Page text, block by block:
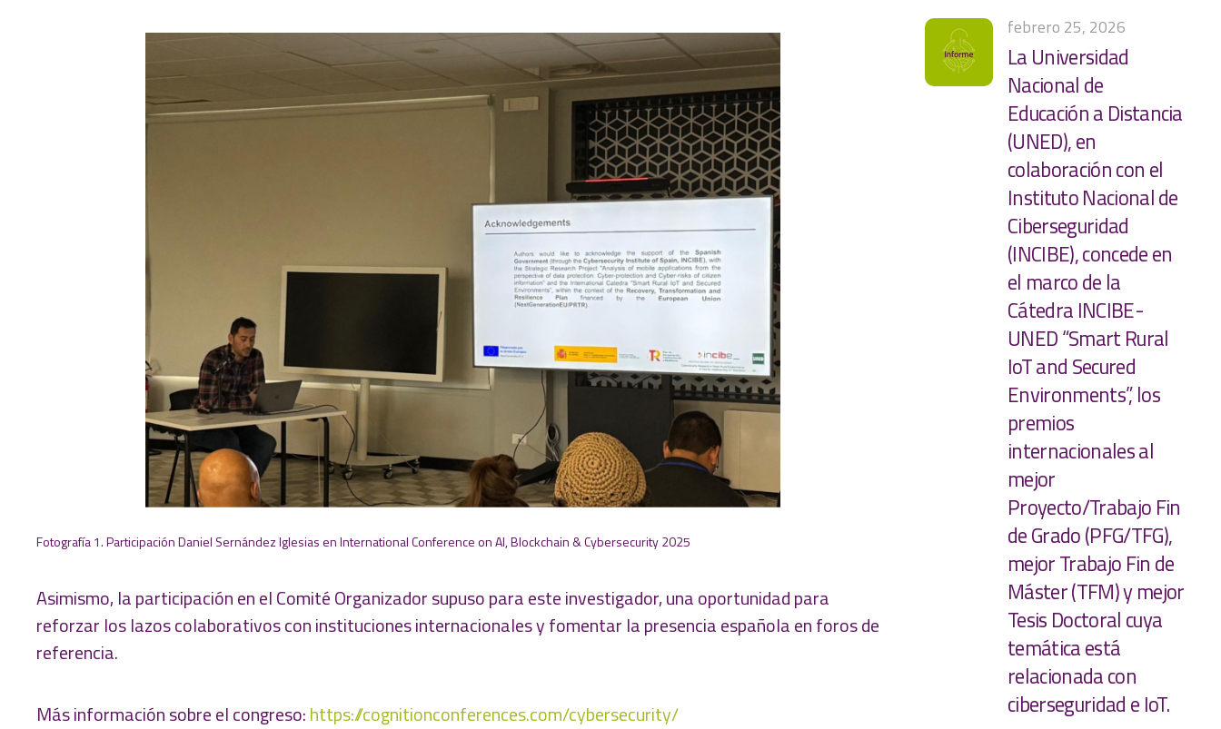
Fotografía 1. Participación Daniel Sernández Iglesias en International Conference on AI, Blockchain & Cybersecurity 2025
Asimismo, la participación en el Comité Organizador supuso para este investigador, una oportunidad para
reforzar los lazos colaborativos con instituciones internacionales y fomentar la presencia española en foros de
referencia.
Más información sobre el congreso:https://cognitionconferences.com/cybersecurity/
La Universidad
Nacional de
Educación a Distancia
(UNED), en
colaboración con el
Instituto Nacional de
Ciberseguridad
(INCIBE), concede en
el marco de la
Cátedra INCIBE-
UNED “Smart Rural
IoT and Secured
Environments”, los
premios
internacionales al
mejor
Proyecto/Trabajo Fin
de Grado (PFG/TFG),
mejor Trabajo Fin de
Máster (TFM) y mejor
Tesis Doctoral cuya
temática está
relacionada con
ciberseguridad e IoT.
febrero 25, 2026